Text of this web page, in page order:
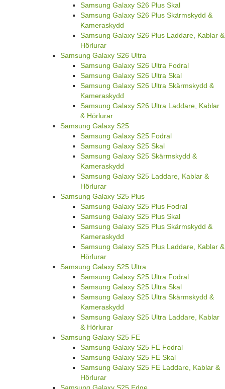
Samsung Galaxy S26 Plus Skal
Samsung Galaxy S26 Plus Skärmskydd &
Kameraskydd
Samsung Galaxy S26 Plus Laddare, Kablar &
Hörlurar
Samsung Galaxy S26 Ultra
Samsung Galaxy S26 Ultra Fodral
Samsung Galaxy S26 Ultra Skal
Samsung Galaxy S26 Ultra Skärmskydd &
Kameraskydd
Samsung Galaxy S26 Ultra Laddare, Kablar
& Hörlurar
Samsung Galaxy S25
Samsung Galaxy S25 Fodral
Samsung Galaxy S25 Skal
Samsung Galaxy S25 Skärmskydd &
Kameraskydd
Samsung Galaxy S25 Laddare, Kablar &
Hörlurar
Samsung Galaxy S25 Plus
Samsung Galaxy S25 Plus Fodral
Samsung Galaxy S25 Plus Skal
Samsung Galaxy S25 Plus Skärmskydd &
Kameraskydd
Samsung Galaxy S25 Plus Laddare, Kablar &
Hörlurar
Samsung Galaxy S25 Ultra
Samsung Galaxy S25 Ultra Fodral
Samsung Galaxy S25 Ultra Skal
Samsung Galaxy S25 Ultra Skärmskydd &
Kameraskydd
Samsung Galaxy S25 Ultra Laddare, Kablar
& Hörlurar
Samsung Galaxy S25 FE
Samsung Galaxy S25 FE Fodral
Samsung Galaxy S25 FE Skal
Samsung Galaxy S25 FE Laddare, Kablar &
Hörlurar